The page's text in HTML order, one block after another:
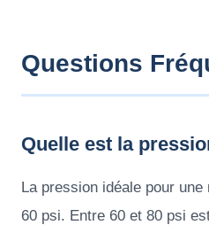
Questions
Quelle est la
La pression idéale pour
60 psi. Entre 60 et 80 psi